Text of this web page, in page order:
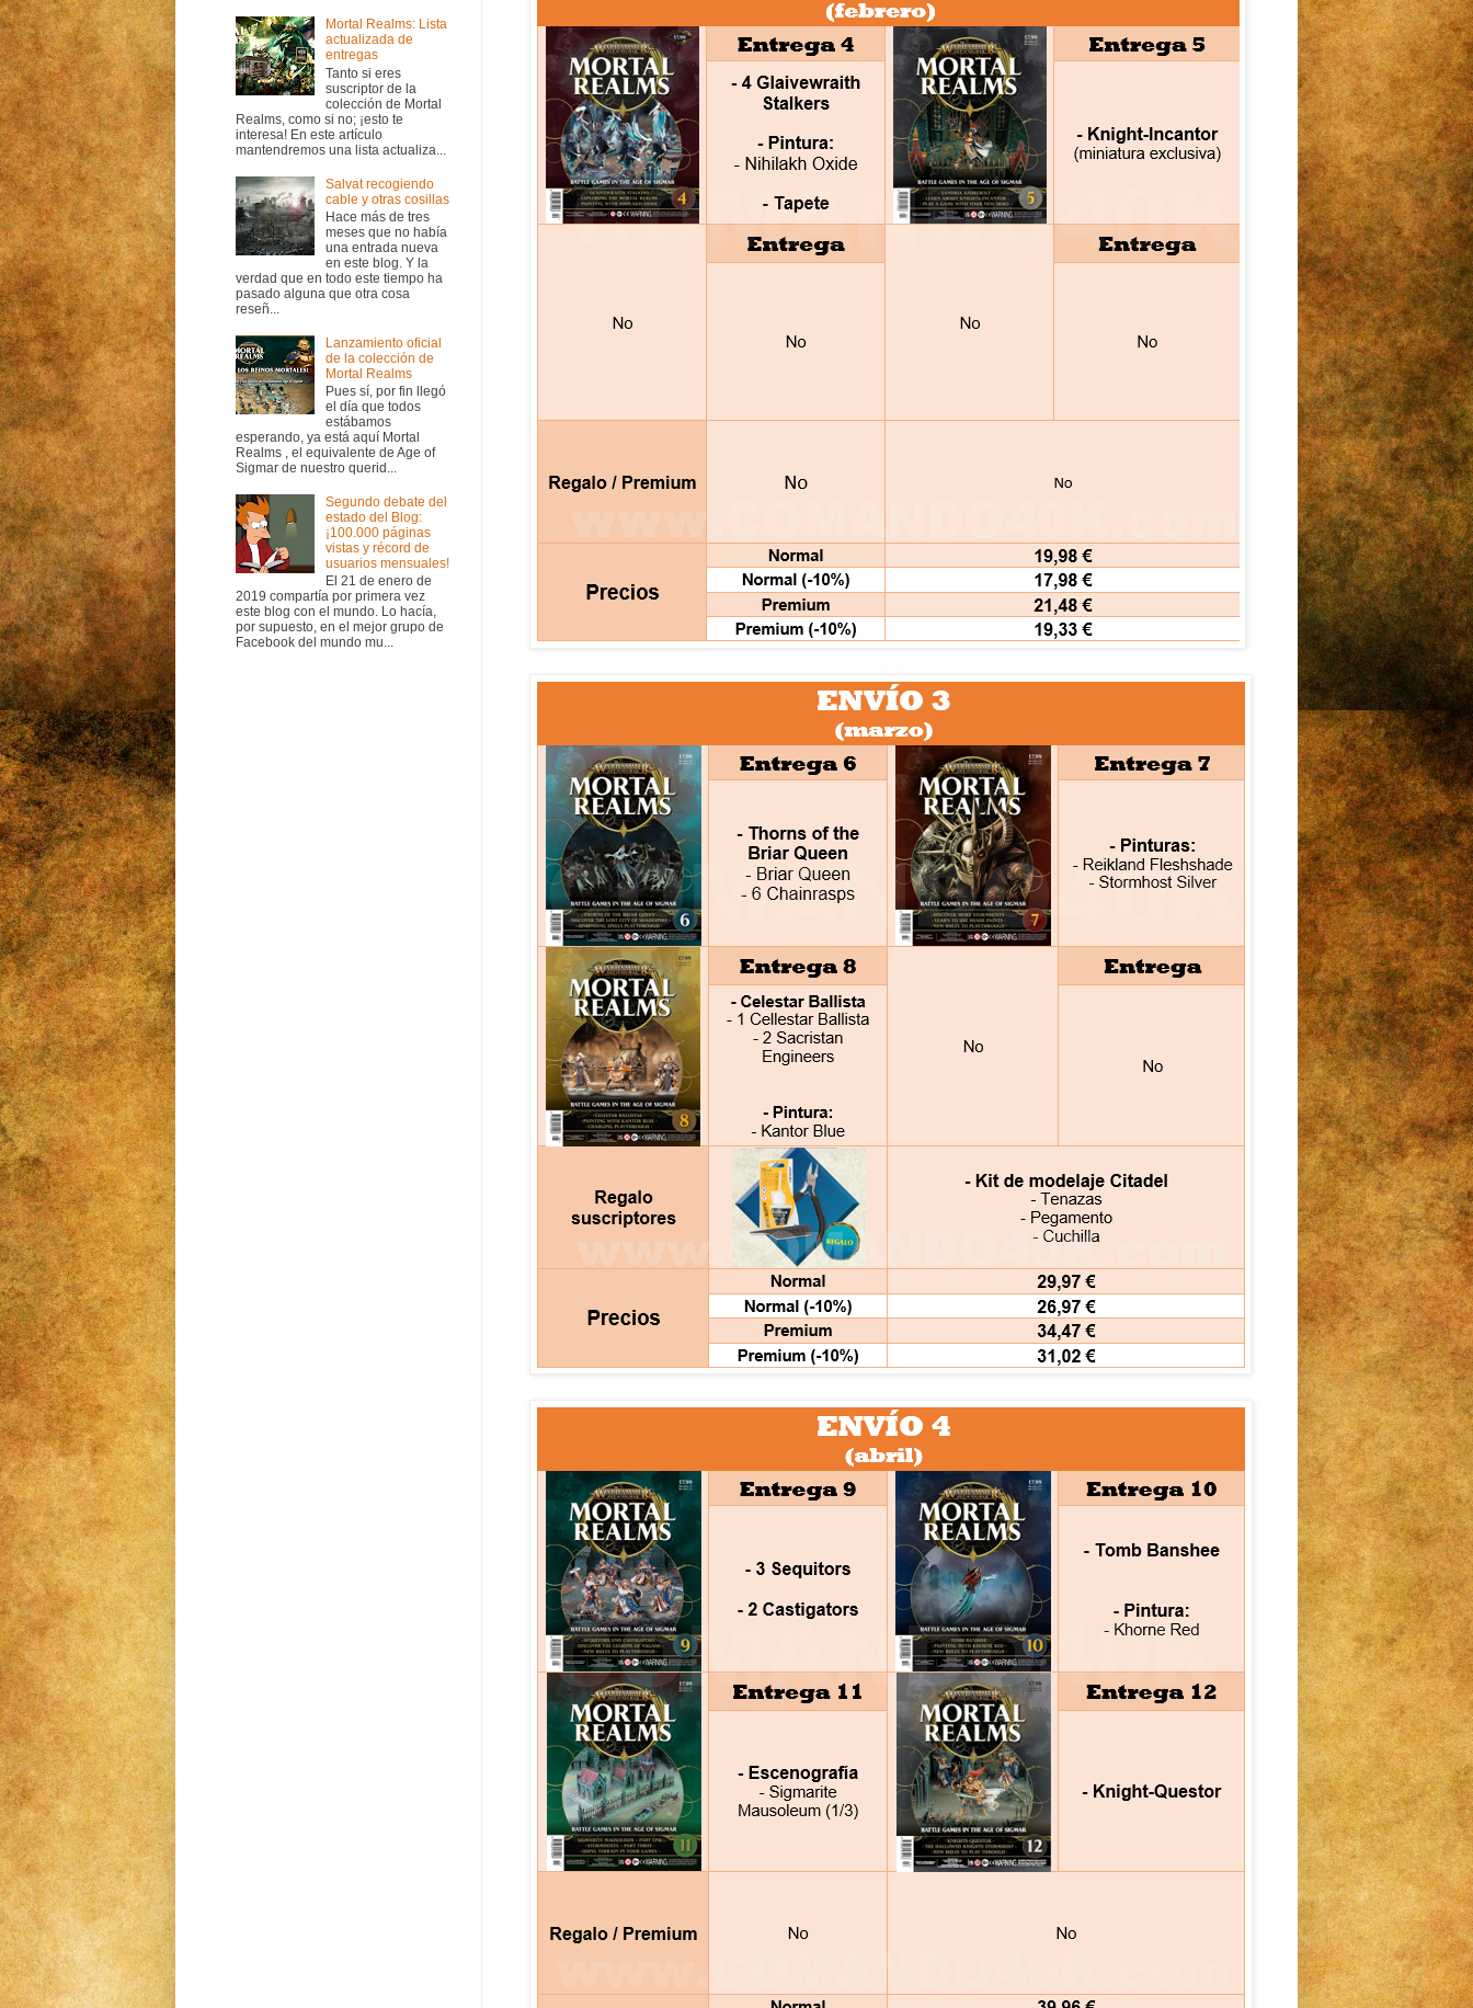
Mortal Realms: Lista
actualizada de
entregas
Tanto si eres
suscriptor de la
colección de Mortal
Realms, como si no; ¡esto te
interesa! En este artículo
mantendremos una lista actualiza...
Salvat recogiendo
cable y otras cosillas
Hace más de tres
meses que no había
una entrada nueva
en este blog. Y la
verdad que en todo este tiempo ha
pasado alguna que otra cosa
reseñ...
Lanzamiento oficial
de la colección de
Mortal Realms
Pues sí, por fin llegó
el día que todos
estábamos
esperando, ya está aquí Mortal
Realms , el equivalente de Age of
Sigmar de nuestro querid...
Segundo debate del
estado del Blog:
¡100.000 páginas
vistas y récord de
usuarios mensuales!
El 21 de enero de
2019 compartía por primera vez
este blog con el mundo. Lo hacía,
por supuesto, en el mejor grupo de
Facebook del mundo mu...